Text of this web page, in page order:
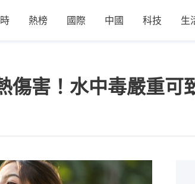
熱榜 國際 中國 科技 生
傷害！水中毒嚴重可